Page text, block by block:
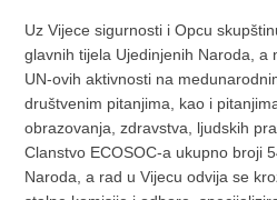
Uz Vijece sigurnosti i Opcu
glavnih tijela Ujedinjenih Naroda, a
UN-ovih aktivnosti na
društvenim pitanjima, kao i
obrazovanja, zdravstva, ljudskih
Clanstvo ECOSOC-a ukupno broji
Naroda, a rad u Vijecu odvija se